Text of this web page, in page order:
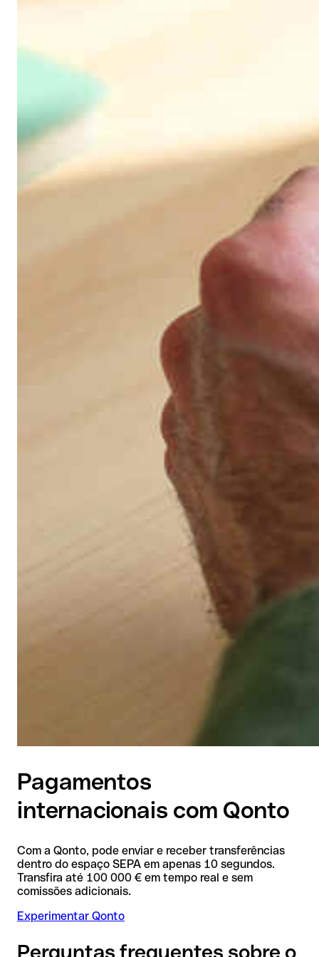
Pagamentos
internacionais com Qonto
Com a Qonto, pode enviar e receber transferências
dentro do espaço SEPA em apenas 10 segundos.
Transfira até 100 000 € em tempo real e sem
comissões adicionais.
Experimentar Qonto
Perguntas frequentes sobre o